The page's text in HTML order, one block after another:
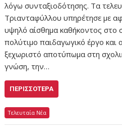
λόγω συνταξιοδότησης. Τα
Τριανταφύλλου υπηρέτησε με
υψηλό αίσθημα καθήκοντος στο
πολύτιμο παιδαγωγικό έργο
ξεχωριστό αποτύπωμα στη
γνώση, την…
ΠΕΡΙΣΣΌΤΕΡΑ
Τελευταία Νέα